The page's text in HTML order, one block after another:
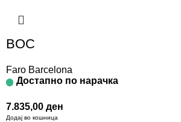
BOC
Faro Barcelona
Достапно по нарачка
7.835,00 ден
Додај во кошница